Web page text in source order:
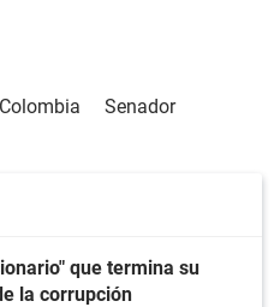
Colombia Senador
que termina su
la corrupción